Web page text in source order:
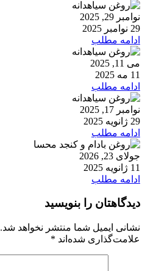
نوامبر 29, 2025
29 نوامبر 2025
ادامه مطلب
می 11, 2025
11 مه 2025
ادامه مطلب
نوامبر 17, 2025
29 ژانویه 2025
ادامه مطلب
جولای 23, 2026
11 ژانویه 2025
ادامه مطلب
دیدگاهتان را بنویسید
نشانی ایمیل شما منتشر نخواهد شد.
علامت‌گذاری شده‌اند *